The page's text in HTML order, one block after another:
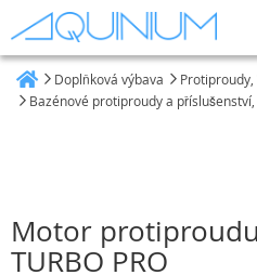
Doplňková výbava
Bazénové protiproudy a
Motor protiproudu
TURBO PRO